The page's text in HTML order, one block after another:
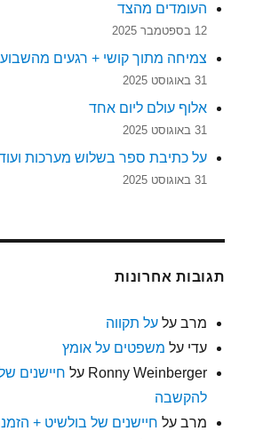
העומדים מהצד
12 בספטמבר 2025
צמיחה מתוך קושי + רגעים מהשבוע
31 באוגוסט 2025
אלוף עולם ליום אחד
31 באוגוסט 2025
על כתיבת ספר בשלוש מערכות
31 באוגוסט 2025
תגובות אחרונות
מרב עלעל תקווה
עדי על משפטים על אומץ
Ronny Weinberger על חיישנים
להקשבה
מרב על חיישנים של בולשיט +